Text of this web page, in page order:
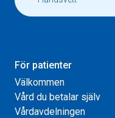
För patienter
Välkommen
Vård du betalar själv
Vårdavdelningen